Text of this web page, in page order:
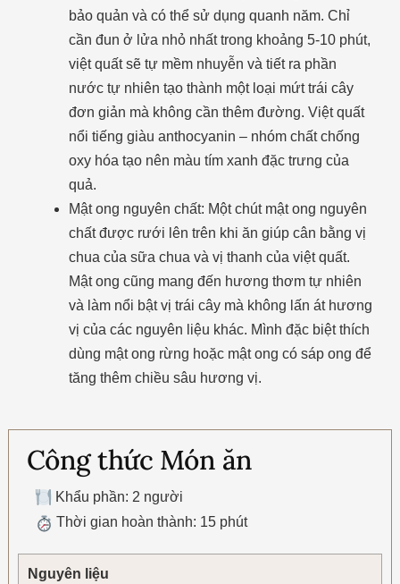
bảo quản và có thể sử dụng quanh năm. Chỉ
cần đun ở lửa nhỏ nhất trong khoảng 5-10 phút,
việt quất sẽ tự mềm nhuyễn và tiết ra phần
nước tự nhiên tạo thành một loại mứt trái cây
đơn giản mà không cần thêm đường. Việt quất
nổi tiếng giàu anthocyanin – nhóm chất chống
oxy hóa tạo nên màu tím xanh đặc trưng của
quả.
Mật ong nguyên chất: Một chút mật ong nguyên
chất được rưới lên trên khi ăn giúp cân bằng vị
chua của sữa chua và vị thanh của việt quất.
Mật ong cũng mang đến hương thơm tự nhiên
và làm nổi bật vị trái cây mà không lấn át hương
vị của các nguyên liệu khác. Mình đặc biệt thích
dùng mật ong rừng hoặc mật ong có sáp ong để
tăng thêm chiều sâu hương vị.
Công thức Món ăn
Khẩu phần: 2 người
Thời gian hoàn thành: 15 phút
Nguyên liệu